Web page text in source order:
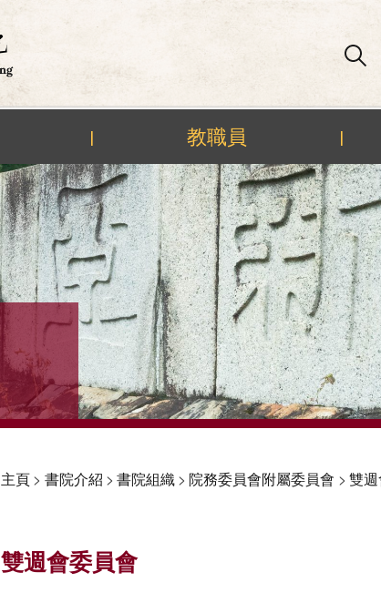
| 教職員 |
主頁> 書院介紹 > 書院組織> 院務委員會附屬委員會 > 雙
雙週會委員會